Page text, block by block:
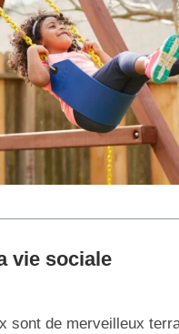
vie sociale
sont de merveilleux